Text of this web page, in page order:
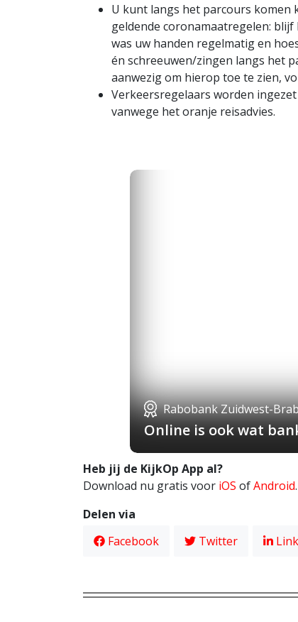
U kunt langs het parcours komen
geldende coronamaatregelen:
was uw handen regelmatig en
én schreeuwen/zingen langs het
aanwezig om hierop toe te zien,
Verkeersregelaars worden
vanwege het oranje reisadvies.
Rabobank Zuidwest-
Online is ook wat
Heb jij de KijkOp App al?
Download nu gratis voor iOS ofAndroid.
Delen via
Facebook
Twitter